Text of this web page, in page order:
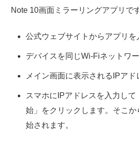
Note 10画面ミラーリングアプリで
公式ウェブサイトからアプリを
デバイスを同じWi-Fiネットワ
メイン画面に表示されるIPアド
スマホにIPアドレスを入力して
始」をクリックします。そこか
始されます。